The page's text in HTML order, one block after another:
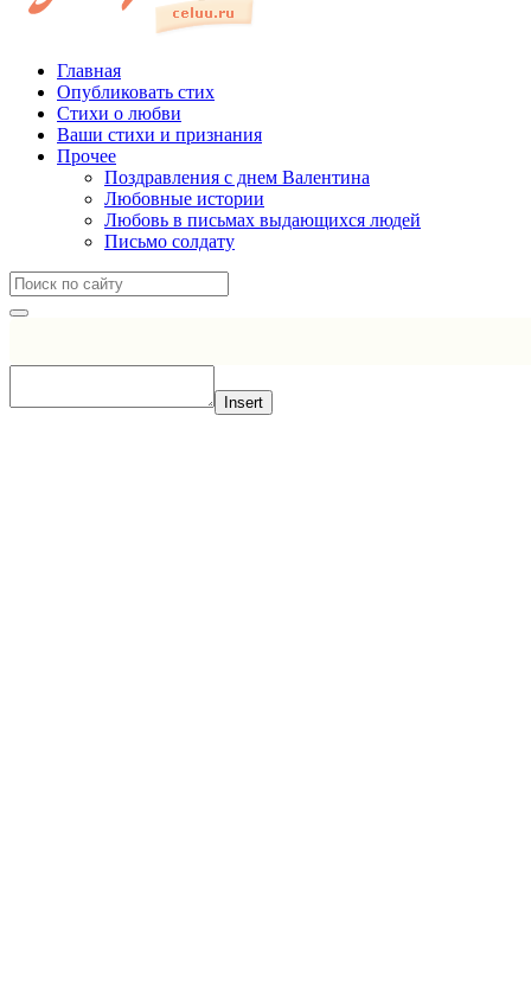
Главная
Опубликовать стих
Стихи о любви
Ваши стихи и признания
Прочее
Поздравления с днем Валентина
Любовные истории
Любовь в письмах выдающихся людей
Письмо солдату
Insert